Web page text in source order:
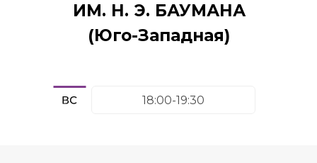
ИМ. Н. Э. БАУМАНА
(Юго-Западная)
18:00-19:30